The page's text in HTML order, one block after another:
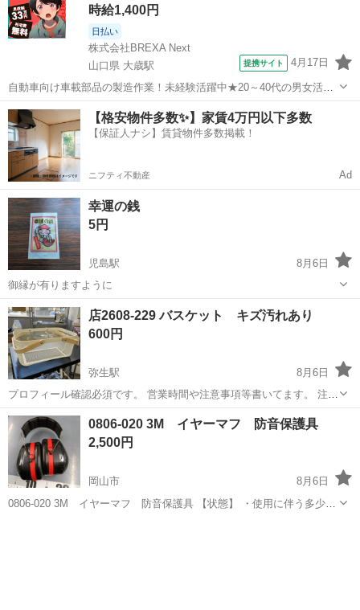
時給1,400円
日払い
株式会社BREXA Next
山口県 大歳駅
提携サイト 4月17日
自動車向け車載部品の製造作業！未経験活躍中★20～40代の男女活躍
中！友達同士での応募OK！備品付きワンルーム寮費無料！赴任旅費会
社負担！生活支援物資事前対応可◎格安食堂利用可！年間休日135日
♪《山口県山口市》 人気の工...
山口 山口市 大歳駅 その他
【格安物件多数✨】家賃4万円以下多数
【保証人ナシ】賃貸物件多数掲載！
ニフティ不動産 Ad
幸運の銭
5円
児島駅
8月6日
御縁が有りますように
岡山 倉敷市
店2608-229 バスケット キズ汚れあり
600円
弥生駅
8月6日
プロフィール確認必須です。 営業時間や注意事項等書いてます。 注意
⚠️ 当店はリサイクルショップの為、原則として 返品・交換や修理等の
対応は致しかねます。 家電等に関しましては、ご購入から３日以内に
商品の不備や故障があっ...
岡山 倉敷市 弥生駅 その他 バスケット
0806-020 3M イヤーマフ 防音保護具
2,500円
岡山市
8月6日
0806-020 3M イヤーマフ 防音保護具 【状態】 ・使用に伴う多少の